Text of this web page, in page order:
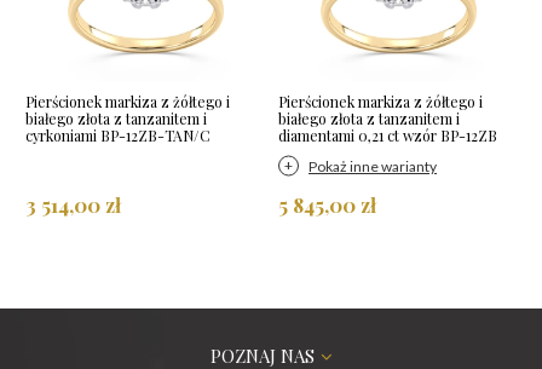
Pierścionek markiza z żółtego i
białego złota z tanzanitem i
cyrkoniami BP-12ZB-TAN/C
3 514,00 zł
Pierścionek markiza z żółtego i
białego złota z tanzanitem i
diamentami 0,21 ct wzór BP-12ZB
Pokaż inne warianty
5 845,00 zł
POZNAJ NAS